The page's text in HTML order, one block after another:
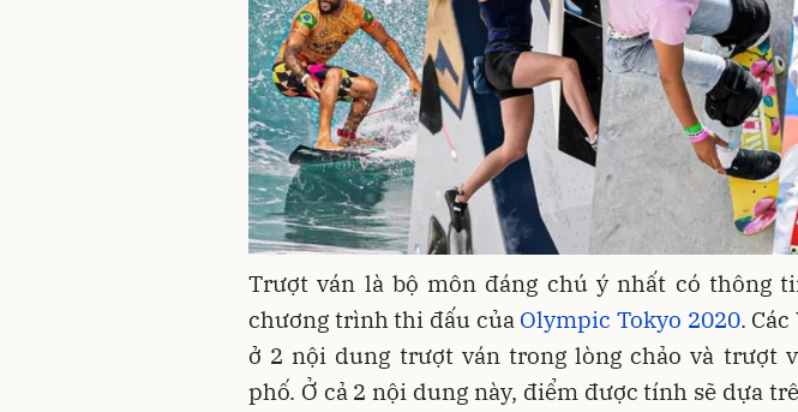
Trượt ván là bộ môn đáng chú ý nhất có thông
chương trình thi đấu của Olympic Tokyo 2020.
ở 2 nội dung trượt ván trong lòng chảo và trượt
phố. Ở cả 2 nội dung này, điểm được tính sẽ dựa